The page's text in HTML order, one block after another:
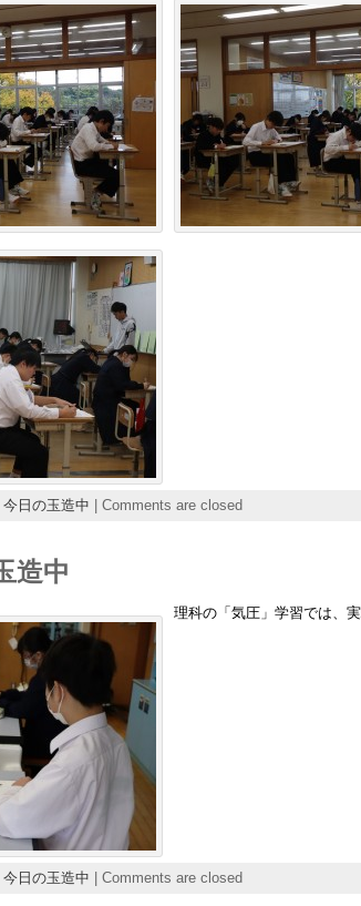
今日の玉造中 Comments are closed
造中
理科の「気圧」学習では、
今日の玉造中 Comments are closed